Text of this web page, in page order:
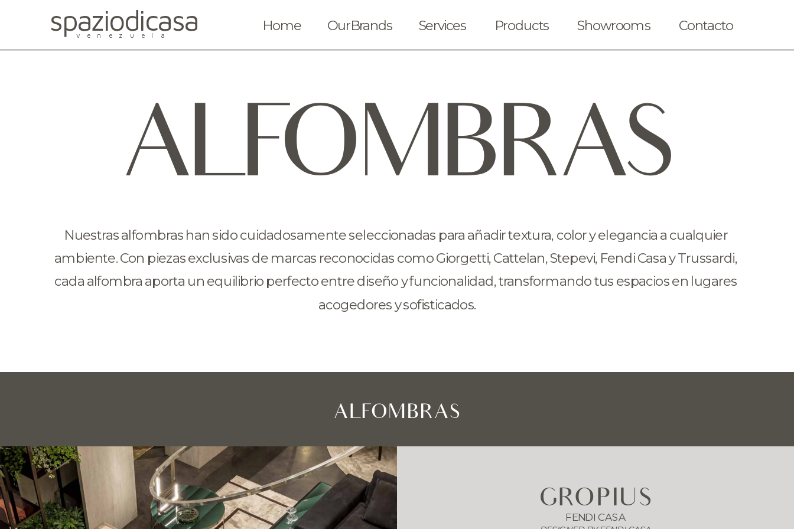
ALFOMBRAS
Nuestras alfombras han sido cuidadosamente seleccionadas para añadir textura, color y elegancia a cualquier
ambiente. Con piezas exclusivas de marcas reconocidas como Giorgetti, Cattelan, Stepevi, Fendi Casa y Trussardi,
cada alfombra aporta un equilibrio perfecto entre diseño y funcionalidad, transformando tus espacios en lugares
acogedores y sofisticados.
ALFOMBRAS
GROPIUS
FENDI CASA
Home OurBrands Services Products Showrooms Contacto
spaziodicasa
venezuela